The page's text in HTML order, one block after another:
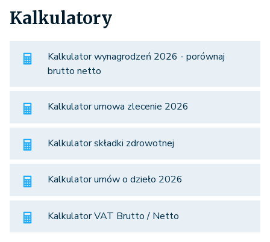
Kalkulatory
Kalkulator wynagrodzeń 2026 - porównaj
brutto netto
Kalkulator umowa zlecenie 2026
Kalkulator składki zdrowotnej
Kalkulator umów o dzieło 2026
Kalkulator VAT Brutto / Netto